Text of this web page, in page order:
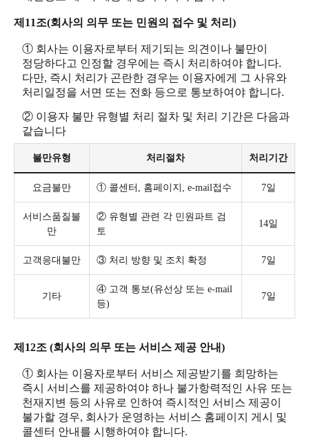
제11조(회사의 의무 또는 민원의 접수 및 처리)
① 회사는 이용자로부터 제기되는 의견이나 불만이
정당하다고 인정할 경우에는 즉시 처리하여야 합니다.
다만, 즉시 처리가 곤란한 경우는 이용자에게 그 사유와
처리일정을 서면 또는 전화 등으로 통보하여야 합니다.
② 이용자 불만 유형별 처리 절차 및 처리 기간은 다음과
같습니다
불만유형 처리절차 처리기간
요금불만 ① 콜센터, 홈페이지, e-mail접수 7일
서비스품질불
만
② 유형별 관련 각 민원파트 검
토
14일
고객응대불만 ③ 처리 방향 및 조치 확정 7일
기타
④ 고객 통보(유선상 또는 e-mail
등)
7일
제12조 (회사의 의무 또는 서비스 제공 안내)
① 회사는 이용자로부터 서비스 제공받기를 희망하는
즉시 서비스를 제공하여야 하나 불가항력적인 사유 또는
천재지변 등의 사유로 인하여 즉시적인 서비스 제공이
불가할 경우, 회사가 운영하는 서비스 홈페이지 게시 및
콜센터 안내를 시행하여야 합니다.